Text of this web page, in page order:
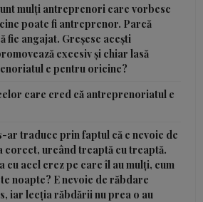
mulți antreprenori care vorbesc
poate fi antreprenor. Parcă
fie angajat. Greșesc acești
excesiv și chiar lasă
e pentru oricine?
care cred că antreprenoriatul e
ar traduce prin faptul că e nevoie de
corect, urcând treaptă cu treaptă.
cu acel crez pe care îl au mulți, cum
noapte? E nevoie de răbdare
iar lecția răbdării nu prea o au